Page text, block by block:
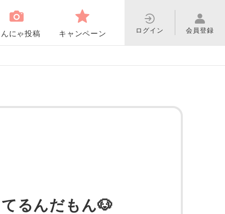
ログイン 会員登録
にゃ投稿 キャンペーン
るんだもん🐶